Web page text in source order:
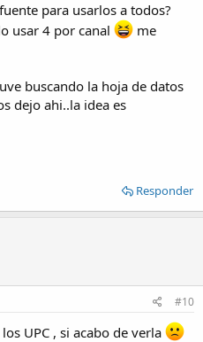
para usarlos a todos?
usar 4 por canal
me
buscando la hoja de datos
dejo ahi..la idea es
Responder
#10
UPC , si acabo de verla